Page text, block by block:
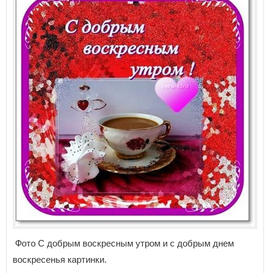
Фото С добрым воскресным утром и с добрым днем
воскресенья картинки.